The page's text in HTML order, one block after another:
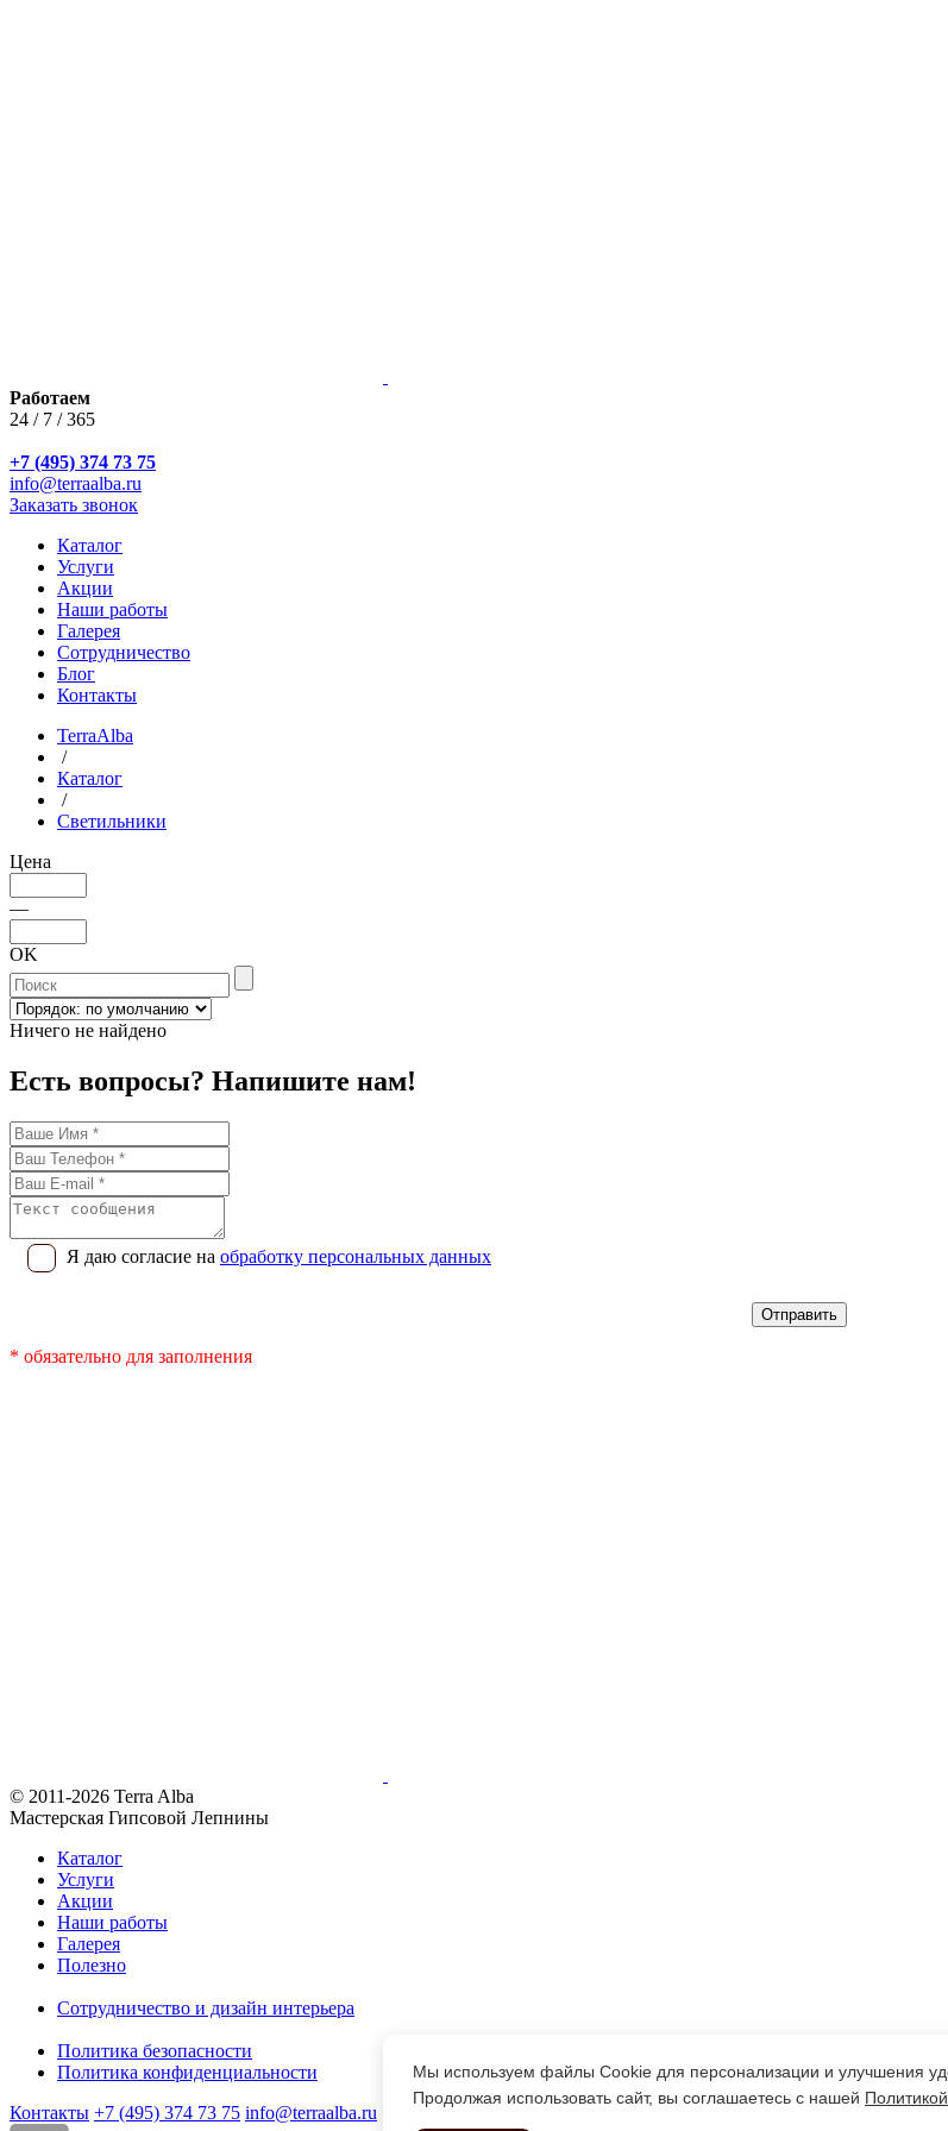
Работаем
24 / 7 / 365
+7 (495) 374 73 75
info@terraalba.ru
Заказать звонок
Каталог
Услуги
Акции
Наши работы
Галерея
Сотрудничество
Блог
Контакты
TerraAlba
/
Каталог
/
Светильники
Цена
—
OK
Ничего не найдено
Есть вопросы? Напишите нам!
Я даю согласие на обработку персональных данных
* обязательно для заполнения
© 2011-2026 Terra Alba
Мастерская Гипсовой Лепнины
Каталог
Услуги
Акции
Наши работы
Галерея
Полезно
Сотрудничество и дизайн интерьера
Политика безопасности
Политика конфиденциальности
Контакты +7 (495) 374 73 75 info@terraalba.ru
Мы используем файлы Cookie для персонализации и улучшения
Продолжая использовать сайт, вы соглашаетесь с нашей